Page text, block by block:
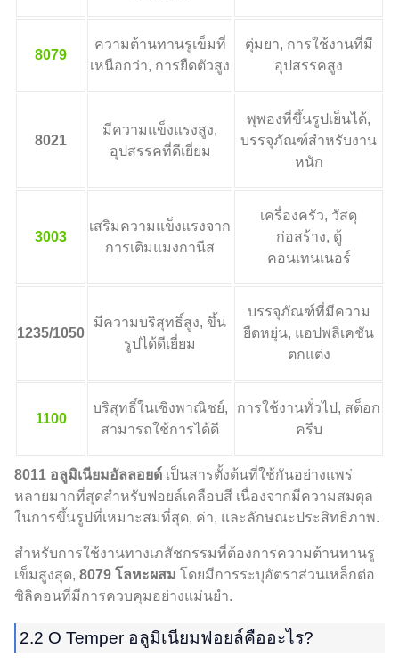
8079
ความต้านทานรูเข็มที่
เหนือกว่า, การยืดตัวสูง
ตุ่มยา, การใช้งานที่มี
อุปสรรคสูง
8021
มีความแข็งแรงสูง,
อุปสรรคที่ดีเยี่ยม
พุพองที่ขึ้นรูปเย็นได้,
บรรจุภัณฑ์สำหรับงาน
หนัก
3003
เสริมความแข็งแรงจาก
การเติมแมงกานีส
เครื่องครัว, วัสดุ
ก่อสร้าง, ตู้
คอนเทนเนอร์
1235/1050
มีความบริสุทธิ์สูง, ขึ้น
รูปได้ดีเยี่ยม
บรรจุภัณฑ์ที่มีความ
ยืดหยุ่น, แอปพลิเคชัน
ตกแต่ง
1100
บริสุทธิ์ในเชิงพาณิชย์,
สามารถใช้การได้ดี
การใช้งานทั่วไป, สต็อก
ครีบ
8011 อลูมิเนียมอัลลอยด์ เป็นสารตั้งต้นที่ใช้กันอย่างแพร่
หลายมากที่สุดสำหรับฟอยล์เคลือบสี เนื่องจากมีความสมดุล
ในการขึ้นรูปที่เหมาะสมที่สุด, ค่า, และลักษณะประสิทธิภาพ.
สำหรับการใช้งานทางเภสัชกรรมที่ต้องการความต้านทานรู
เข็มสูงสุด, 8079 โลหะผสม โดยมีการระบุอัตราส่วนเหล็กต่อ
ซิลิคอนที่มีการควบคุมอย่างแม่นยำ.
2.2 O Temper อลูมิเนียมฟอยล์คืออะไร?